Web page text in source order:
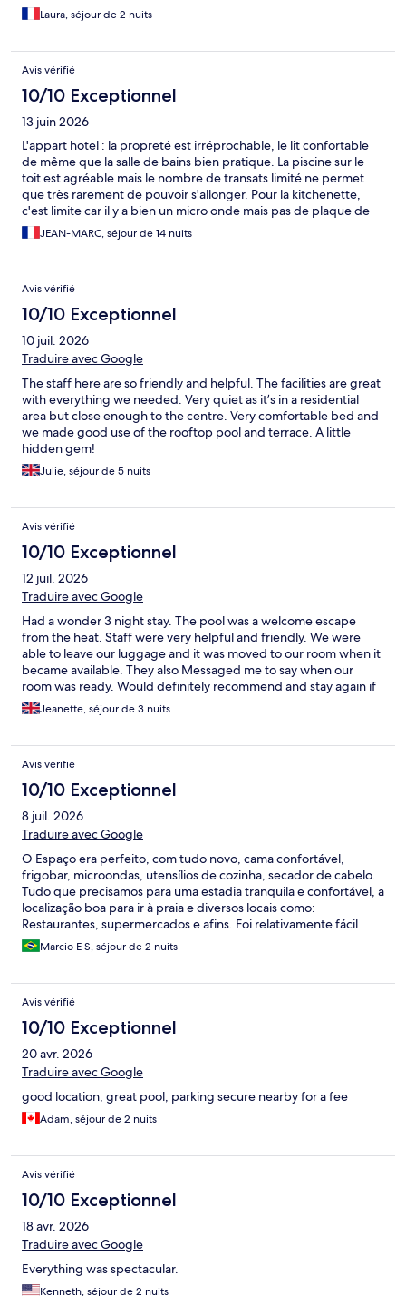
Laura, séjour de 2 nuits
Avis vérifié
10/10 Exceptionnel
13 juin 2026
L'appart hotel : la propreté est irréprochable, le lit confortable
de même que la salle de bains bien pratique. La piscine sur le
toit est agréable mais le nombre de transats limité ne permet
que très rarement de pouvoir s'allonger. Pour la kitchenette,
c'est limite car il y a bien un micro onde mais pas de plaque de
cuisson (et pas de casserole), pas de petit saladier ni de
passoire, deux cuillers, deux fourchettes, deux couteaux, deux
pochette avec produit vaisselle, éponge ...est fournie. Le
ménage est fait une fois par semaine au jour souhaité
(changement des draps, serviettes, ramassage des poubelles
...). On peut aussi changer les serviettes quand on le souhaite ou
donner la poubelle. Le quartier : très calme mais un peu
excentré. A deux minutes à pied il y a une boulangerie (aux
y compris le dimanche), tous deux très pratiques. Il y a
également un arrêt de bus très proche (attention l'aller et le
retour ne sont pas au même endroit) ce qui permet de se
rendre rapidement et pour un coût modique à la station de bus,
à la gare ou à la rambla (vieille ville, bateau pour Tabarca). A
proximité à pied (à 5 minutes), les arènes et à une dizaine de
chateau Santa Barbara ou le tram.
JEAN-MARC, séjour de 14 nuits
Avis vérifié
10/10 Exceptionnel
10 juil. 2026
Traduire avec Google
The staff here are so friendly and helpful. The facilities are great
with everything we needed. Very quiet as it’s in a residential
area but close enough to the centre. Very comfortable bed and
we made good use of the rooftop pool and terrace. A little
hidden gem!
Julie, séjour de 5 nuits
Avis vérifié
10/10 Exceptionnel
12 juil. 2026
Traduire avec Google
Had a wonder 3 night stay. The pool was a welcome escape
from the heat. Staff were very helpful and friendly. We were
able to leave our luggage and it was moved to our room when it
became available. They also Messaged me to say when our
room was ready. Would definitely recommend and stay again if
we ever go to Alicante.
Jeanette, séjour de 3 nuits
Avis vérifié
10/10 Exceptionnel
8 juil. 2026
Traduire avec Google
O Espaço era perfeito, com tudo novo, cama confortável,
frigobar, microondas, utensílios de cozinha, secador de cabelo.
Tudo que precisamos para uma estadia tranquila e confortável, a
localização boa para ir à praia e diversos locais como:
Restaurantes, supermercados e afins. Foi relativamente fácil
encontrar a propriedade mesmo sendo a 1ª vez em alicante.
Recomendo!
Marcio E S, séjour de 2 nuits
Avis vérifié
10/10 Exceptionnel
20 avr. 2026
Traduire avec Google
good location, great pool, parking secure nearby for a fee
Adam, séjour de 2 nuits
Avis vérifié
10/10 Exceptionnel
18 avr. 2026
Traduire avec Google
Everything was spectacular.
Kenneth, séjour de 2 nuits